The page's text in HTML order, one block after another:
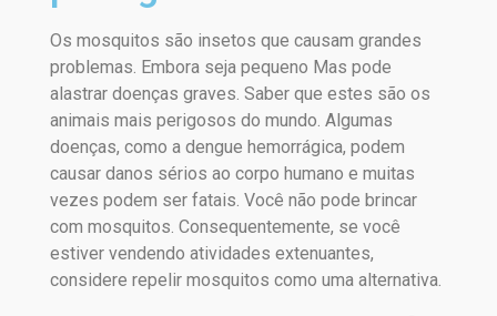
Os mosquitos são insetos que causam grandes
problemas. Embora seja pequeno Mas pode
alastrar doenças graves. Saber que estes são os
animais mais perigosos do mundo. Algumas
doenças, como a dengue hemorrágica, podem
causar danos sérios ao corpo humano e muitas
vezes podem ser fatais. Você não pode brincar
com mosquitos. Consequentemente, se você
estiver vendendo atividades extenuantes,
considere repelir mosquitos como uma alternativa.